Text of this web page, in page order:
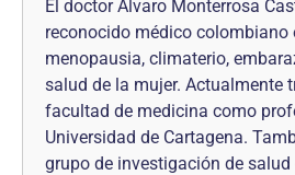
El doctor Álvaro Monterrosa
reconocido médico colombiano
menopausia, climaterio,
salud de la mujer. Actualmente
facultad de medicina como
Universidad de Cartagena.
grupo de investigación de salud